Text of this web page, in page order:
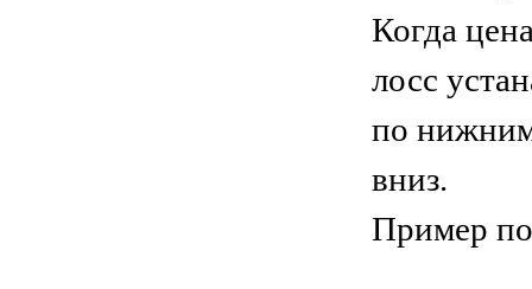
Когда
лосс
по нижним
вниз.
Пример